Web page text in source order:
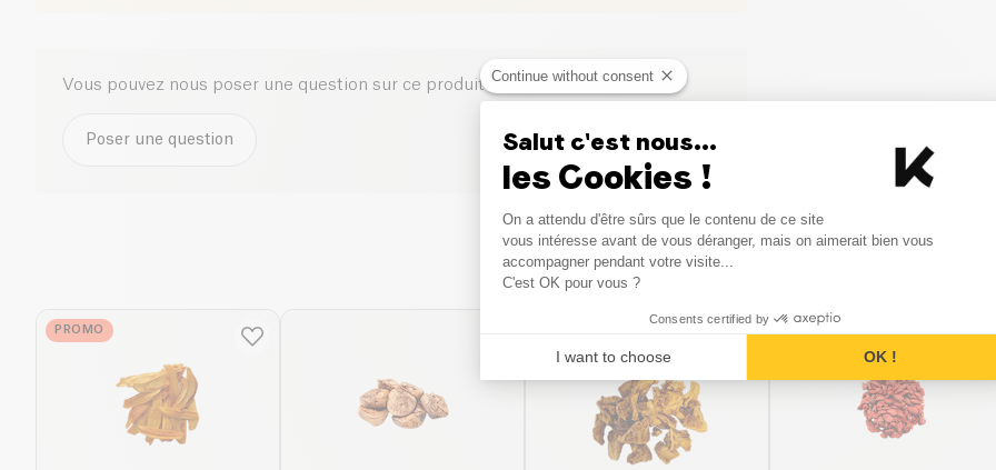
Vous pouvez nous poser une question sur ce produit ici
Poser une question
Produits similaires
PROMO
Continue without consent
Salut c'est nous...
les Cookies !
Consent Management
On a attendu d'être sûrs que le contenu de ce site
vous intéresse avant de vous déranger, mais on aimerait bien vous
accompagner pendant votre visite...
C'est OK pour vous ?
Consents certified by
I want to choose OK !
Axeptio consent